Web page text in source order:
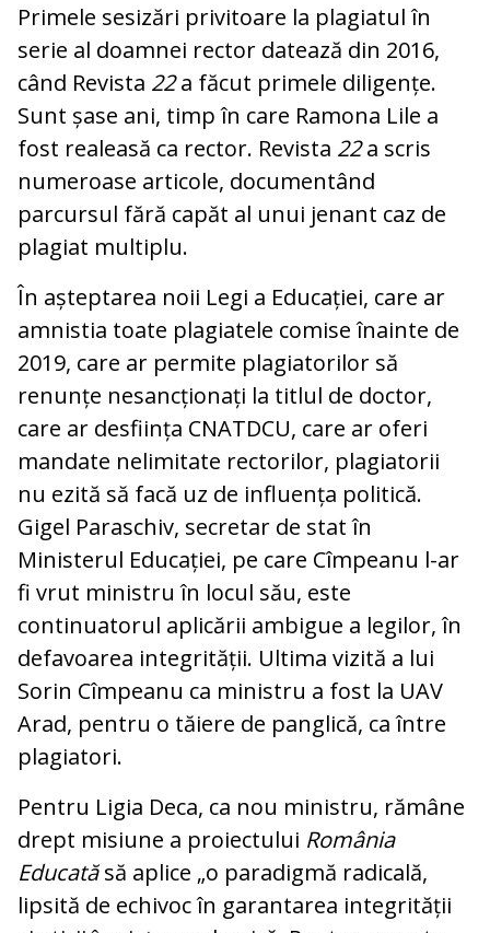
Primele sesizări privitoare la plagiatul în
serie al doamnei rector datează din 2016,
când Revista 22a făcut primele diligențe.
Sunt șase ani, timp în care Ramona Lile a
fost realeasă ca rector. Revista 22a scris
numeroase articole, documentând
parcursul fără capăt al unui jenant caz de
plagiat multiplu.
În așteptarea noii Legi a Educației, care ar
amnistia toate plagiatele comise înainte de
2019, care ar permite plagiatorilor să
renunțe nesancționați la titlul de doctor,
care ar desființa CNATDCU, care ar oferi
mandate nelimitate rectorilor, plagiatorii
nu ezită să facă uz de influența politică.
Gigel Paraschiv, secretar de stat în
Ministerul Educației, pe care Cîmpeanu l-ar
fi vrut ministru în locul său, este
continuatorul aplicării ambigue a legilor, în
defavoarea integrității. Ultima vizită a lui
Sorin Cîmpeanu ca ministru a fost la UAV
Arad, pentru o tăiere de panglică, ca între
plagiatori.
Pentru Ligia Deca, ca nou ministru, rămâne
drept misiune a proiectului România
Educatăsă aplice „o paradigmă radicală,
lipsită de echivoc în garantarea integrității